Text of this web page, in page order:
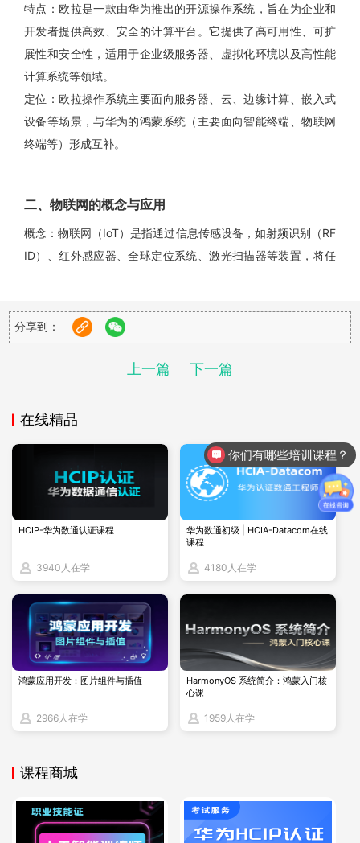
特点：欧拉是一款由华为推出的开源操作系统，旨在为企业和
开发者提供高效、安全的计算平台。它提供了高可用性、可扩
展性和安全性，适用于企业级服务器、虚拟化环境以及高性能
计算系统等领域。
定位：欧拉操作系统主要面向服务器、云、边缘计算、嵌入式
设备等场景，与华为的鸿蒙系统（主要面向智能终端、物联网
终端等）形成互补。
二、物联网的概念与应用
概念：物联网（IoT）是指通过信息传感设备，如射频识别（RF
ID）、红外感应器、全球定位系统、激光扫描器等装置，将任
应用：物联网技术广泛应用于智能家居、智慧城市、健康医
疗、工业监控及国防工程等领域。通过物联网技术，可以实现
物品信息的实时获取、智能分析和决策支持。
三、欧拉与物联网在华为认证中的关联
欧拉拥有丰富的软件工具链与开发库，这为物联网应用的开发
带来了极大的便利。开发者借助欧拉平台，可以更为高效地进
行物联网应用程序的编写、调试以及优化工作。
在安全防护领域，欧拉与物联网的关联也至关重要。物联网设
备的广泛分布以及其与人们生活和生产的深度融合，使得安全
问题成为重中之重。
四、实例分析
以云从科技与华为欧拉的技术适配为例，云从科技在人工智能
领域的深厚积累与华为欧拉的高性能计算能力相结合，实现了
合不仅提升了城市治理的效率及安全，也为物联网应用提供了
通过欧拉操作系统的高效、安全计算平台，可以更好地支持物
联网应用的发展；而物联网技术的广泛应用也为欧拉操作系统
分享到：
上一篇 下一篇
在线精品
HCIP-华为数通认证课程
3940人在学
华为数通初级 | HCIA-Datacom在线
课程
4180人在学
鸿蒙应用开发：图片组件与插值
2966人在学
HarmonyOS 系统简介：鸿蒙入门核
心课
1959人在学
课程商城
你们有哪些培训课程？